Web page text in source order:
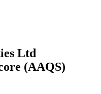
Ltd
(AAQS)